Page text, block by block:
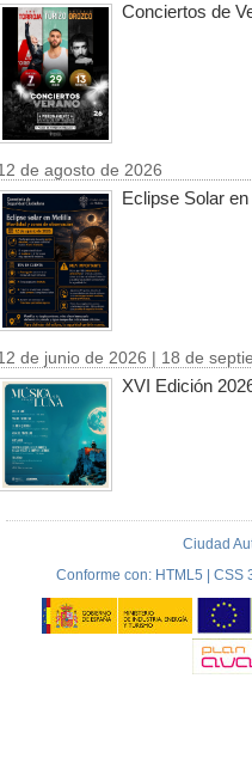
Conciertos de
de agosto de 2026
Eclipse Solar
de junio de 2026 | 18 de
XVI Edición
Ciudad
Conforme con: HTML5 | CSS